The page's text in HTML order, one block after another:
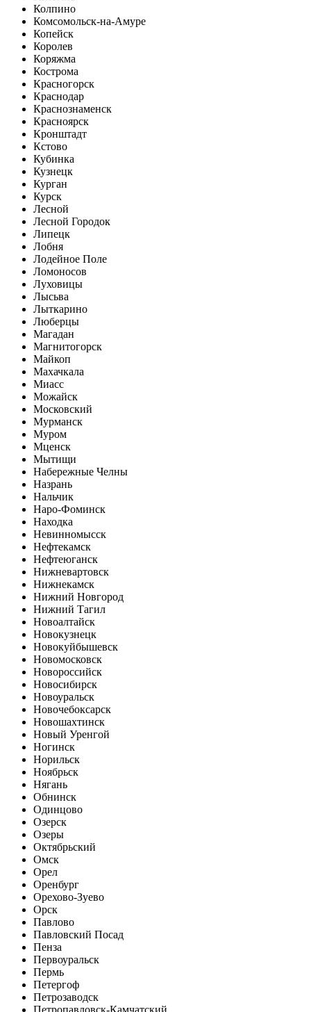
Колпино
Комсомольск-на-Амуре
Копейск
Королев
Коряжма
Кострома
Красногорск
Краснодар
Краснознаменск
Красноярск
Кронштадт
Кстово
Кубинка
Кузнецк
Курган
Курск
Лесной
Лесной Городок
Липецк
Лобня
Лодейное Поле
Ломоносов
Луховицы
Лысьва
Лыткарино
Люберцы
Магадан
Магнитогорск
Майкоп
Махачкала
Миасс
Можайск
Московский
Мурманск
Муром
Мценск
Мытищи
Набережные Челны
Назрань
Нальчик
Наро-Фоминск
Находка
Невинномысск
Нефтекамск
Нефтеюганск
Нижневартовск
Нижнекамск
Нижний Новгород
Нижний Тагил
Новоалтайск
Новокузнецк
Новокуйбышевск
Новомосковск
Новороссийск
Новосибирск
Новоуральск
Новочебоксарск
Новошахтинск
Новый Уренгой
Ногинск
Норильск
Ноябрьск
Нягань
Обнинск
Одинцово
Озерск
Озеры
Октябрьский
Омск
Орел
Оренбург
Орехово-Зуево
Орск
Павлово
Павловский Посад
Пенза
Первоуральск
Пермь
Петергоф
Петрозаводск